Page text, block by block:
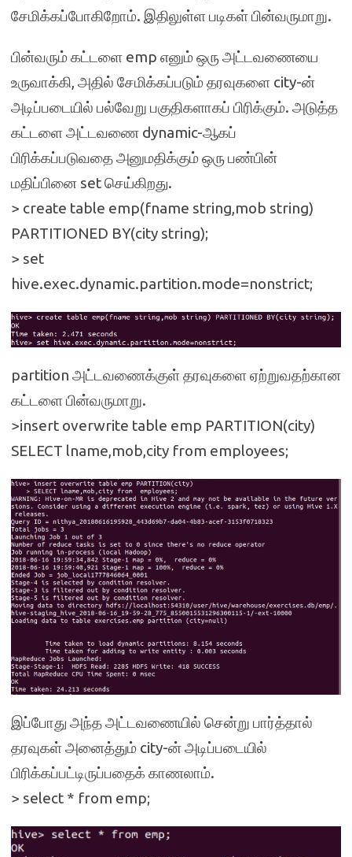
சேமிக்கப்போகிறோம். இதிலுள்ள படிகள் பின்வருமாறு.
பின்வரும் கட்டளை emp எனும் ஒரு அட்டவணையை
உருவாக்கி, அதில் சேமிக்கப்படும் தரவுகளை city-ன்
அடிப்படையில் பல்வேறு பகுதிகளாகப் பிரிக்கும். அடுத்த
கட்டளை அட்டவணை dynamic-ஆகப்
பிரிக்கப்படுவதை அனுமதிக்கும் ஒரு பண்பின்
மதிப்பினை set செய்கிறது.
> create table emp(fname string,mob string)
PARTITIONED BY(city string);
> set
hive.exec.dynamic.partition.mode=nonstrict;
partition அட்டவணைக்குள் தரவுகளை ஏற்றுவதற்கான
கட்டளை பின்வருமாறு.
>insert overwrite table emp PARTITION(city)
SELECT lname,mob,city from employees;
இப்போது அந்த அட்டவணையில் சென்று பார்த்தால்
தரவுகள் அனைத்தும் city-ன் அடிப்படையில்
பிரிக்கப்பட்டிருப்பதைக் காணலாம்.
> select * from emp;